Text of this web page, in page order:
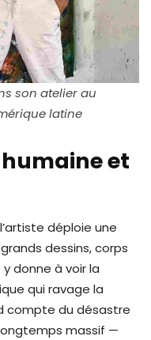
son atelier au
latine
et
déploie une
dessins, corps
donne à voir la
qui ravage la
compte du désastre
massif —